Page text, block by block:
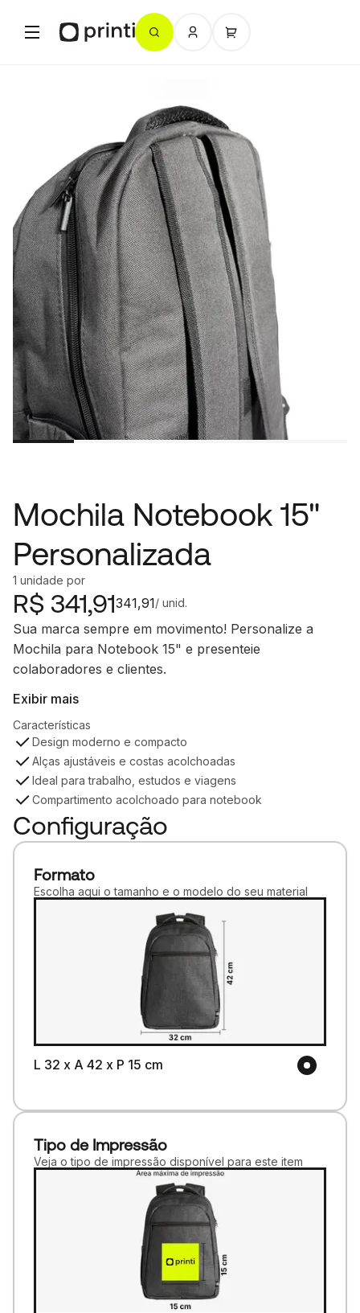
Mochila Notebook 15"
Personalizada
1 unidade por
R$ 341,91 / unid.
341,91
Sua marca sempre em movimento! Personalize a
Mochila para Notebook 15" e presenteie
colaboradores e clientes.
Exibir mais
Características
Design moderno e compacto
Alças ajustáveis e costas acolchoadas
Ideal para trabalho, estudos e viagens
Compartimento acolchoado para notebook
Configuração
Formato
Escolha aqui o tamanho e o modelo do seu material
L 32 x A 42 x P 15 cm
Tipo de Impressão
Veja o tipo de impressão disponível para este item